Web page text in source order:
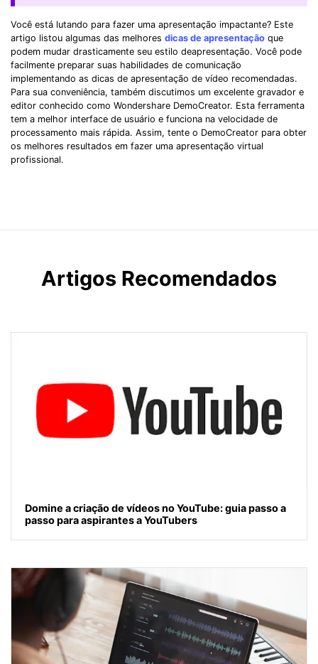
Você está lutando para fazer uma apresentação impactante? Este
artigo listou algumas das melhores dicas de apresentação que
podem mudar drasticamente seu estilo deapresentação. Você pode
facilmente preparar suas habilidades de comunicação
implementando as dicas de apresentação de vídeo recomendadas.
Para sua conveniência, também discutimos um excelente gravador e
editor conhecido como Wondershare DemoCreator. Esta ferramenta
tem a melhor interface de usuário e funciona na velocidade de
processamento mais rápida. Assim, tente o DemoCreator para obter
os melhores resultados em fazer uma apresentação virtual
profissional.
Artigos Recomendados
Domine a criação de vídeos no YouTube: guia passo a
passo para aspirantes a YouTubers